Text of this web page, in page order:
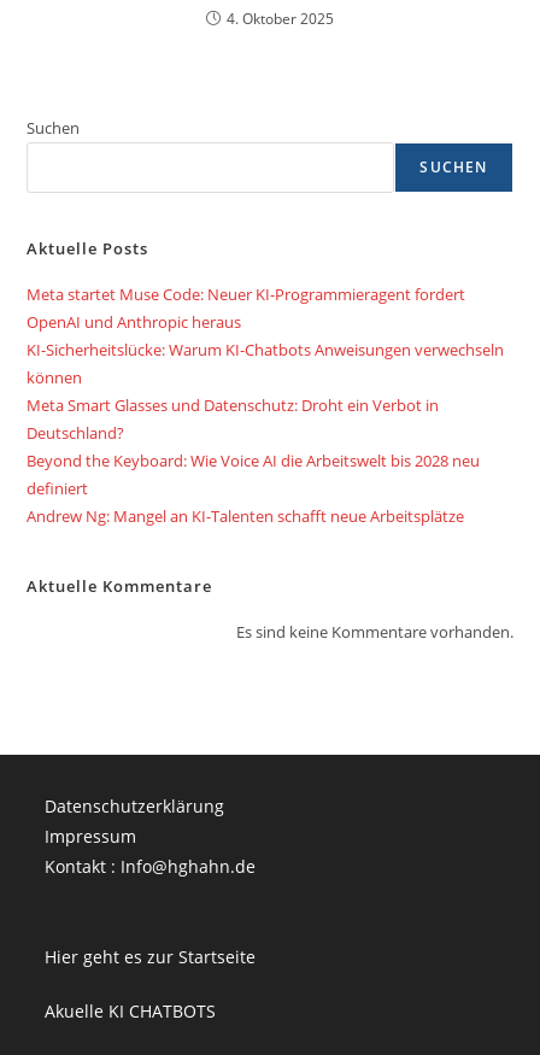
4. Oktober 2025
Suchen
SUCHEN
Aktuelle Posts
Meta startet Muse Code: Neuer KI-Programmieragent fordert
OpenAI und Anthropic heraus
KI-Sicherheitslücke: Warum KI-Chatbots Anweisungen verwechseln
können
Meta Smart Glasses und Datenschutz: Droht ein Verbot in
Deutschland?
Beyond the Keyboard: Wie Voice AI die Arbeitswelt bis 2028 neu
definiert
Andrew Ng: Mangel an KI-Talenten schafft neue Arbeitsplätze
Aktuelle Kommentare
Es sind keine Kommentare vorhanden.
Datenschutzerklärung
Impressum
Kontakt : Info@hghahn.de
Hier geht es zur Startseite
Akuelle KI CHATBOTS